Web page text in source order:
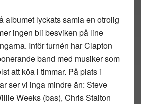
albumet lyckats samla en otrolig
ingen bli besviken på line
Inför turnén har Clapton
band med musiker som
att köa i timmar. På plats i
ser vi inga mindre än: Steve
Weeks (bas), Chris Staiton